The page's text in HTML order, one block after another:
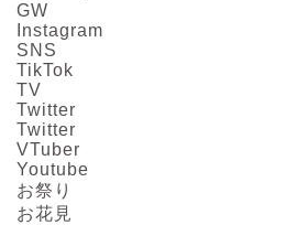
GW
Instagram
SNS
TikTok
TV
Twitter
Twitter
VTuber
Youtube
お祭り
お花見